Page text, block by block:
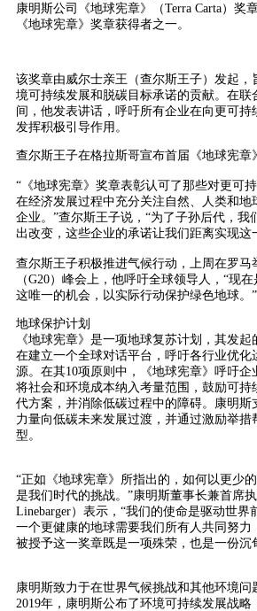
康明斯公司《地球宪章》（Terra Carta）奖
《地球宪章》奖章获得者之一。
该奖章由威尔士亲王（查尔斯王子）发起，
境可持续发展和脱碳目标承诺的贡献。在联
间，他发表讲话，呼吁所有企业在向更可持
发挥积极引导作用。
查尔斯王子在格拉斯哥宣布首届《地球宪章
“《地球宪章》奖章表彰认可了那些对更可
在经济发展过程中充分关注自然、人类和地
企业。”查尔斯王子说，“为了子孙后代，我
出改变，这些企业的承诺让我们距离实现这
查尔斯王子积极推进气候行动，上周在罗马
（G20）峰会上，他呼吁全球领导人，“现
这唯一的机会，以实际行动保护绿色地球。”
地球保护计划
《地球宪章》是一项地球复苏计划，其发起
在建立一个全球对话平台，呼吁各行业优化
源。在其10项原则中，《地球宪章》呼吁
将社会和环境成本纳入考量范围，鼓励可持
代方案，并消除低碳过程中的障碍。康明斯
力量向低碳未来发展过渡，并通过激励举措
型。
“正如《地球宪章》所指出的，如何以更少
是我们时代的挑战。”康明斯董事长兼首席
Linebarger）表示，“我们的使命是驱动世界
一个更健康的地球需要我们所有人共同努力
被授予这一奖章既是一项殊荣，也是一份沉
康明斯致力于在世界气候挑战和其他环境问
2019年，康明斯公布了环境可持续发展战略